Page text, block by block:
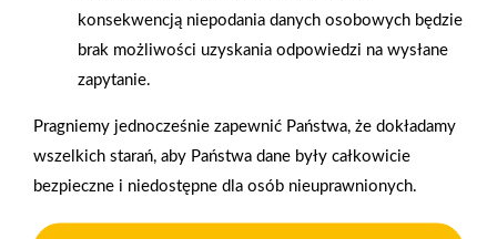
2025-12-31
Otwarcie sklepu PSB
Mrówka w Wyrzysku
konsekwencją niepodania danych osobowych będzie
brak możliwości uzyskania odpowiedzi na wysłane
zapytanie.
Pragniemy jednocześnie zapewnić Państwa, że dokładamy
wszelkich starań, aby Państwa dane były całkowicie
bezpieczne i niedostępne dla osób nieuprawnionych.